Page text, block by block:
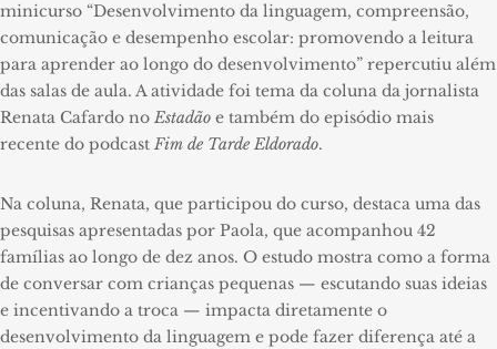
minicurso “Desenvolvimento da linguagem, compreensão,
comunicação e desempenho escolar: promovendo a leitura
para aprender ao longo do desenvolvimento” repercutiu além
das salas de aula. A atividade foi tema da coluna da jornalista
Renata Cafardo noEstadão e também do episódio mais
recente do podcastFim de Tarde Eldorado.
Na coluna, Renata, que participou do curso, destaca uma das
pesquisas apresentadas por Paola, que acompanhou 42
famílias ao longo de dez anos. O estudo mostra como a forma
de conversar com crianças pequenas — escutando suas ideias
e incentivando a troca — impacta diretamente o
desenvolvimento da linguagem e pode fazer diferença até a